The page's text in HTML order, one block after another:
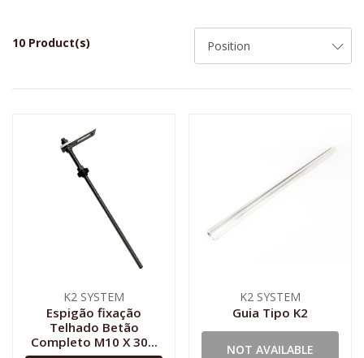
10 Product(s)
K2 SYSTEM
Espigão fixação
Telhado Betão
Completo M10 X 30...
K2 SYSTEM
Guia Tipo K2
NOT AVAILABLE